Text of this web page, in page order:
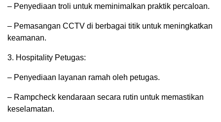
– Penyediaan troli untuk meminimalkan praktik percaloan.
– Pemasangan CCTV di berbagai titik untuk meningkatkan
keamanan.
3. Hospitality Petugas:
– Penyediaan layanan ramah oleh petugas.
– Rampcheck kendaraan secara rutin untuk memastikan
keselamatan.